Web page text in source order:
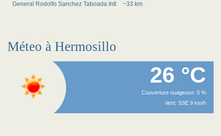
General Rodolfo Sanchez Taboada Intl ~33 km
Méteo à Hermosillo
26 °C
Couverture nuageuse: 5 %
Vent: SSE 9 km/h